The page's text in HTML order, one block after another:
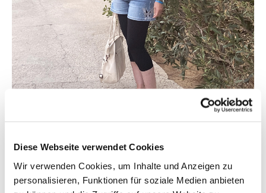
Diese Webseite verwendet Cookies
Wir verwenden Cookies, um Inhalte und Anzeigen zu
personalisieren, Funktionen für soziale Medien anbieten
Tag des Abflugs: Heute mit
Kompression am Pool